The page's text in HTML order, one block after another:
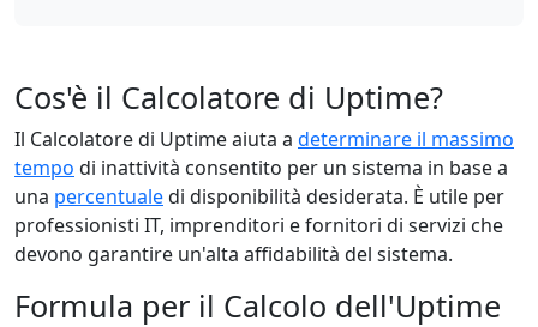
Cos'è il Calcolatore di Uptime?
Il Calcolatore di Uptime aiuta a determinare il massimo
tempo di inattività consentito per un sistema in base a
una percentualedi disponibilità desiderata. È utile per
professionisti IT, imprenditori e fornitori di servizi che
devono garantire un'alta affidabilità del sistema.
Formula per il Calcolo dell'Uptime